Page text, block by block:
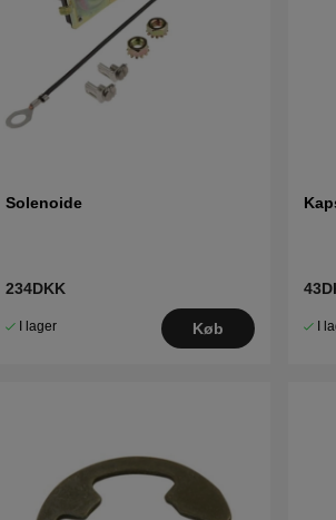
Solenoide
234DKK
I lager Køb I